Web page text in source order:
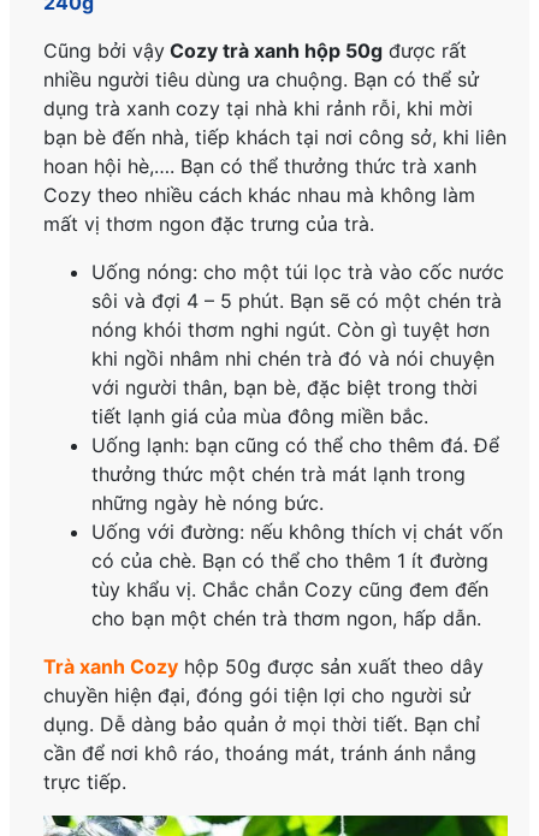
Cũng bởi vậy Cozy trà xanh hộp 50g được rất
nhiều người tiêu dùng ưa chuộng. Bạn có thể sử
dụng trà xanh cozy tại nhà khi rảnh rỗi, khi mời
bạn bè đến nhà, tiếp khách tại nơi công sở, khi liên
hoan hội hè,…. Bạn có thể thưởng thức trà xanh
Cozy theo nhiều cách khác nhau mà không làm
mất vị thơm ngon đặc trưng của trà.
Uống nóng: cho một túi lọc trà vào cốc nước
sôi và đợi 4 – 5 phút. Bạn sẽ có một chén trà
nóng khói thơm nghi ngút. Còn gì tuyệt hơn
khi ngồi nhâm nhi chén trà đó và nói chuyện
với người thân, bạn bè, đặc biệt trong thời
tiết lạnh giá của mùa đông miền bắc.
Uống lạnh: bạn cũng có thể cho thêm đá. Để
thưởng thức một chén trà mát lạnh trong
những ngày hè nóng bức.
Uống với đường: nếu không thích vị chát vốn
có của chè. Bạn có thể cho thêm 1 ít đường
tùy khẩu vị. Chắc chắn Cozy cũng đem đến
cho bạn một chén trà thơm ngon, hấp dẫn.
Trà xanh Cozy hộp 50g được sản xuất theo dây
chuyền hiện đại, đóng gói tiện lợi cho người sử
dụng. Dễ dàng bảo quản ở mọi thời tiết. Bạn chỉ
cần để nơi khô ráo, thoáng mát, tránh ánh nắng
trực tiếp.